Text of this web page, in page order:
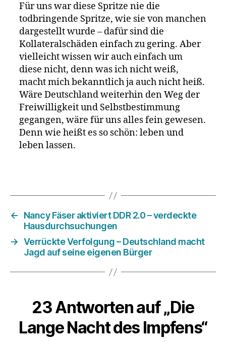
Für uns war diese Spritze nie die
todbringende Spritze, wie sie von manchen
dargestellt wurde – dafür sind die
Kollateralschäden einfach zu gering. Aber
vielleicht wissen wir auch einfach um
diese nicht, denn was ich nicht weiß,
macht mich bekanntlich ja auch nicht heiß.
Wäre Deutschland weiterhin den Weg der
Freiwilligkeit und Selbstbestimmung
gegangen, wäre für uns alles fein gewesen.
Denn wie heißt es so schön: leben und
leben lassen.
←
Nancy Fäser aktiviert DDR 2.0 – verdeckte
Hausdurchsuchungen
→ Verrückte Verfolgung – Deutschland macht
Jagd auf seine eigenen Bürger
23 Antworten auf „Die
Lange Nacht des Impfens“